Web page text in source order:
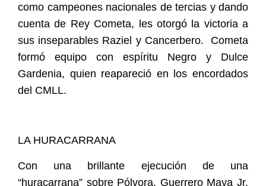
como campeones nacionales de tercias y dando
cuenta de Rey Cometa, les otorgó la victoria a
sus inseparables Raziel y Cancerbero.
Cometa
formó equipo con espíritu Negro y Dulce
Gardenia, quien reapareció en los encordados
del CMLL.
LA HURACARRANA
Con una brillante ejecución de una
“huracarrana” sobre Pólvora, Guerrero Maya Jr.